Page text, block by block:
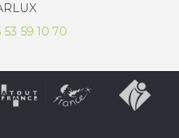
53 59 10 70